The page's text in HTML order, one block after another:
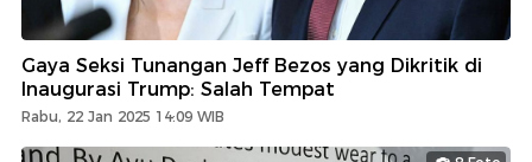
Gaya Seksi Tunangan Jeff Bezos yang Dikritik di
Inaugurasi Trump: Salah Tempat
Rabu, 22 Jan 2025 14:09 WIB